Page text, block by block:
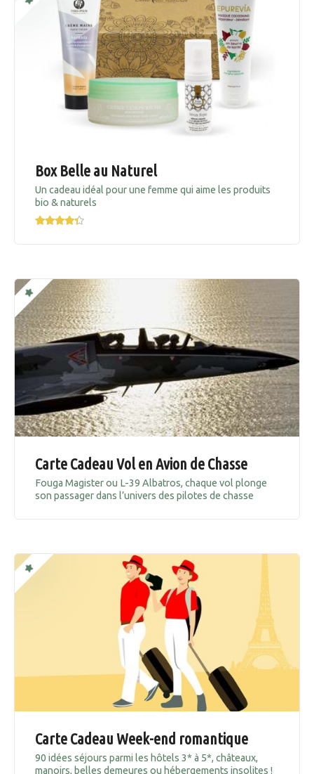
Box Belle au Naturel
Un cadeau idéal pour une femme qui aime les produits
bio & naturels
Carte Cadeau Vol en Avion de Chasse
Fouga Magister ou L-39 Albatros, chaque vol plonge
son passager dans l’univers des pilotes de chasse
Carte Cadeau Week-end romantique
90 idées séjours parmi les hôtels 3* à 5*, châteaux,
manoirs, belles demeures ou hébergements insolites !